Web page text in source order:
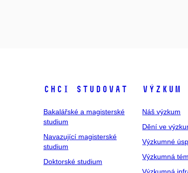
Chci studovat
Bakalářské a magisterské
studium
Navazující magisterské
studium
Doktorské studium
Výzkum
Náš výzkum
Dění ve
Výzkumné
Výzkumná
Výzkumná